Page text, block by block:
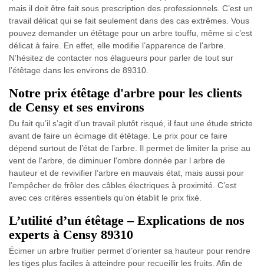
mais il doit être fait sous prescription des professionnels. C’est un
travail délicat qui se fait seulement dans des cas extrêmes. Vous
pouvez demander un étêtage pour un arbre touffu, même si c’est
délicat à faire. En effet, elle modifie l’apparence de l'arbre.
N’hésitez de contacter nos élagueurs pour parler de tout sur
l’étêtage dans les environs de 89310.
Notre prix étêtage d'arbre pour les clients
de Censy et ses environs
Du fait qu’il s’agit d’un travail plutôt risqué, il faut une étude stricte
avant de faire un écimage dit étêtage. Le prix pour ce faire
dépend surtout de l’état de l’arbre. Il permet de limiter la prise au
vent de l'arbre, de diminuer l'ombre donnée par l arbre de
hauteur et de revivifier l’arbre en mauvais état, mais aussi pour
l’empêcher de frôler des câbles électriques à proximité. C’est
avec ces critères essentiels qu’on établit le prix fixé.
L’utilité d’un étêtage – Explications de nos
experts à Censy 89310
Écimer un arbre fruitier permet d’orienter sa hauteur pour rendre
les tiges plus faciles à atteindre pour recueillir les fruits. Afin de